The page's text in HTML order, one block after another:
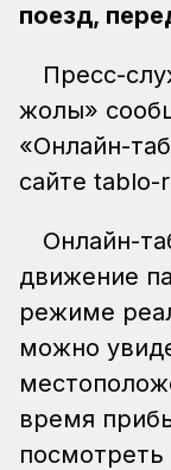
поезд,
Пресс-
жолы»
«Онлайн-
сайте tablo-
Онлайн-
движение
режиме
можно
время
посмотреть